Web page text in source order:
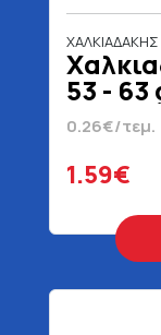
ΧΑΛΚΙΑΔΑΚΗΣ
53 - 63
0.26€/τεμ.
1.59€